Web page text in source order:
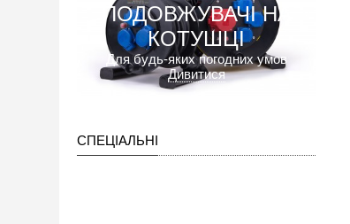
ПОДОВЖУВАЧІ НА
КОТУШЦІ
Для будь-яких погодних умов
Дивитися
СПЕЦІАЛЬНІ